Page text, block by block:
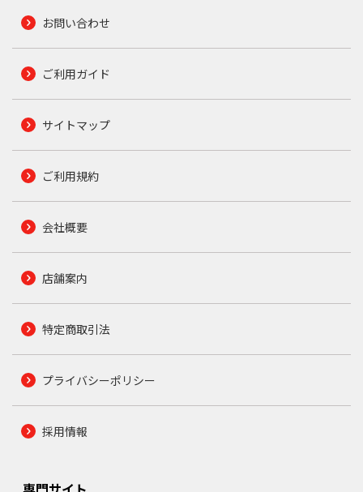
お問い合わせ
ご利用ガイド
サイトマップ
ご利用規約
会社概要
店舗案内
特定商取引法
プライバシーポリシー
採用情報